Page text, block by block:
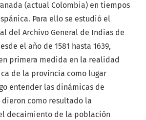
(actual Colombia) en tiempos
Para ello se estudió el
del Archivo General de Indias de
el año de 1581 hasta 1639,
primera medida en la realidad
de la provincia como lugar
entender las dinámicas de
como resultado la
decaimiento de la población